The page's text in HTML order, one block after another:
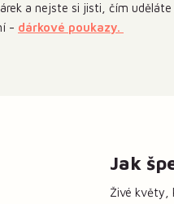
a nejste si jisti, čím
- dárkové poukazy.
Jak
Živé květy,